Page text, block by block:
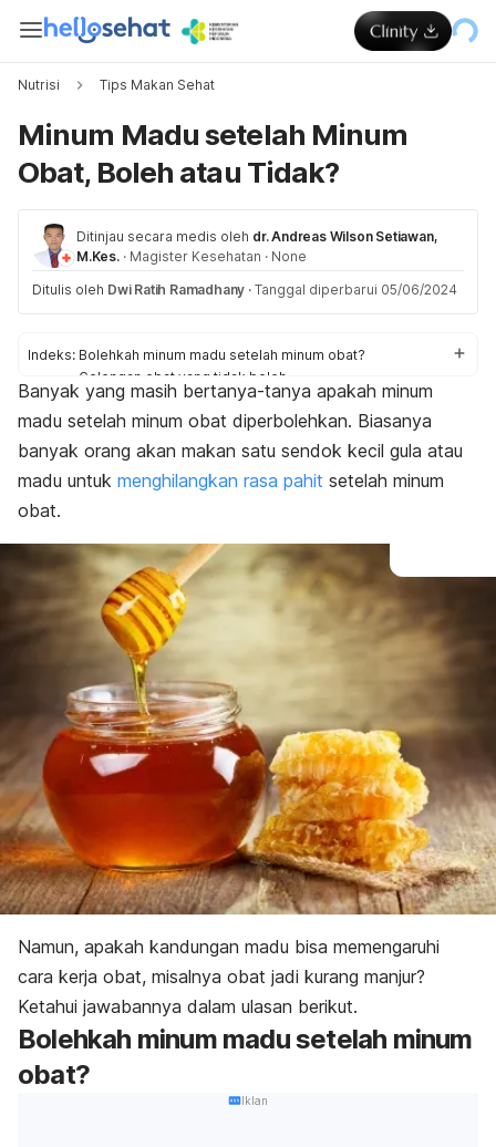
Nutrisi Tips Makan Sehat
Minum Madu setelah Minum
Obat, Boleh atau Tidak?
Ditinjau secara medis oleh dr. Andreas Wilson Setiawan,
M.Kes. · Magister Kesehatan · None
Ditulis oleh Dwi Ratih Ramadhany · Tanggal diperbarui 05/06/2024
Indeks: Bolehkah minum madu setelah minum obat?
Golongan obat yang tidak boleh
Cara minum yang benar
Cara minum madu
Banyak yang masih bertanya-tanya apakah minum
madu setelah minum obat diperbolehkan. Biasanya
banyak orang akan makan satu sendok kecil gula atau
madu untuk menghilangkan rasa pahit setelah minum
obat.
Namun, apakah kandungan madu bisa memengaruhi
cara kerja obat, misalnya obat jadi kurang manjur?
Ketahui jawabannya dalam ulasan berikut.
Bolehkah minum madu setelah minum
obat?
Iklan